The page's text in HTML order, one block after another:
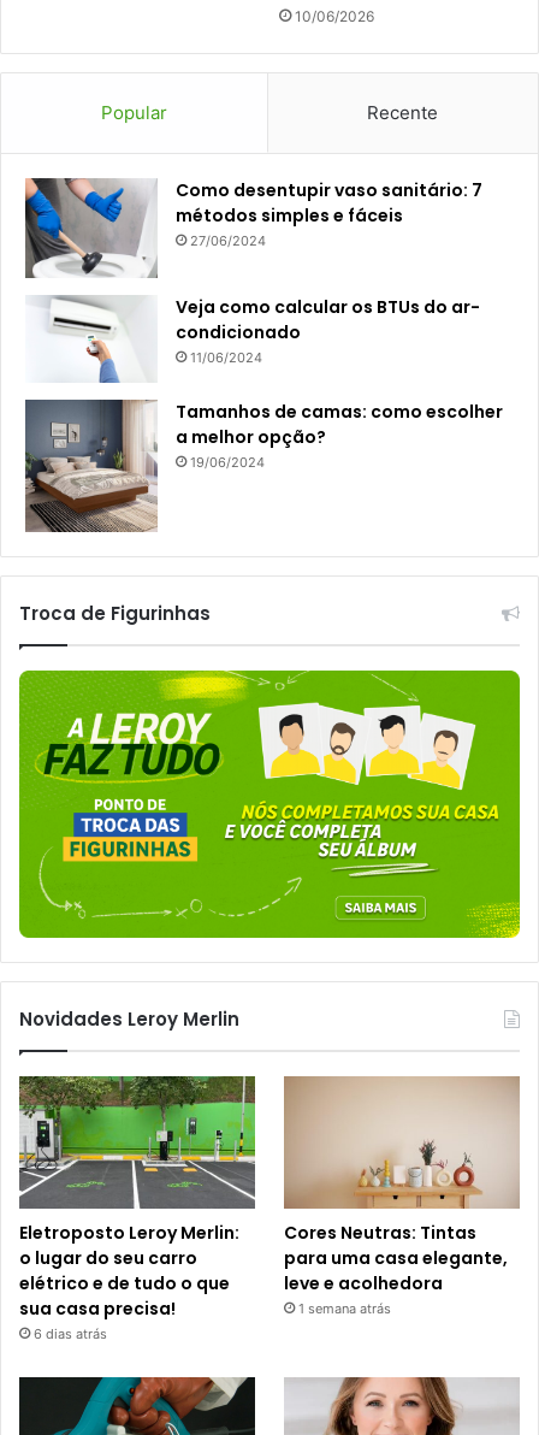
10/06/2026
Popular Recente
Como desentupir vaso sanitário: 7
métodos simples e fáceis
27/06/2024
Veja como calcular os BTUs do ar-
condicionado
11/06/2024
Tamanhos de camas: como escolher
a melhor opção?
19/06/2024
Troca de Figurinhas
Novidades Leroy Merlin
Eletroposto Leroy Merlin:
o lugar do seu carro
elétrico e de tudo o que
sua casa precisa!
6 dias atrás
Cores Neutras: Tintas
para uma casa elegante,
leve e acolhedora
1 semana atrás